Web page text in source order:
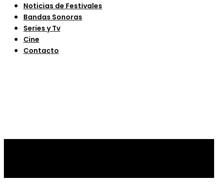
Noticias de Festivales
Bandas Sonoras
Series y Tv
Cine
Contacto